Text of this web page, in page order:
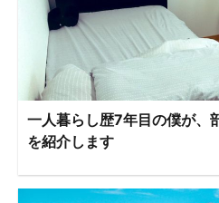
一人暮らし歴7年目の僕が、
を紹介します